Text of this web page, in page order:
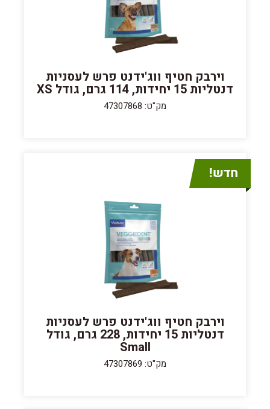
וירבק חטיף ווג'ידנט פרש לעסניות
דנטליות 15 יחידות, 114 גרם, גודל XS
מק"ט: 47307868
וירבק חטיף ווג'ידנט פרש לעסניות
דנטליות 15 יחידות, 228 גרם, גודל
Small
מק"ט: 47307869